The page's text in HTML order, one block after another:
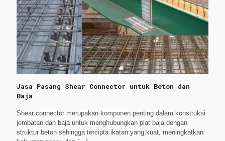
Jasa Pasang Shear Connector untuk Beton dan
Baja
Shear connector merupakan komponen penting dalam konstruksi
jembatan dan baja untuk menghubungkan plat baja dengan
struktur beton sehingga tercipta ikatan yang kuat, meningkatkan